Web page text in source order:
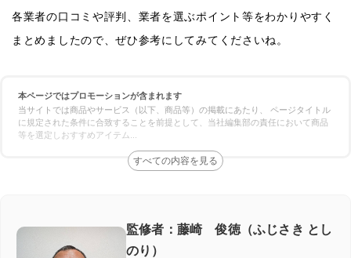
各業者の口コミや評判、業者を選ぶポイント等をわかりやすく
まとめましたので、ぜひ参考にしてみてくださいね。
本ページではプロモーションが含まれます
当サイトでは商品やサービス（以下、商品等）の掲載にあたり、 ページタイトル
に規定された条件に合致することを前提として、当社編集部の責任において商品
等を選定しおすすめアイテム
監修者：藤崎 俊徳（ふじさき とし
のり）